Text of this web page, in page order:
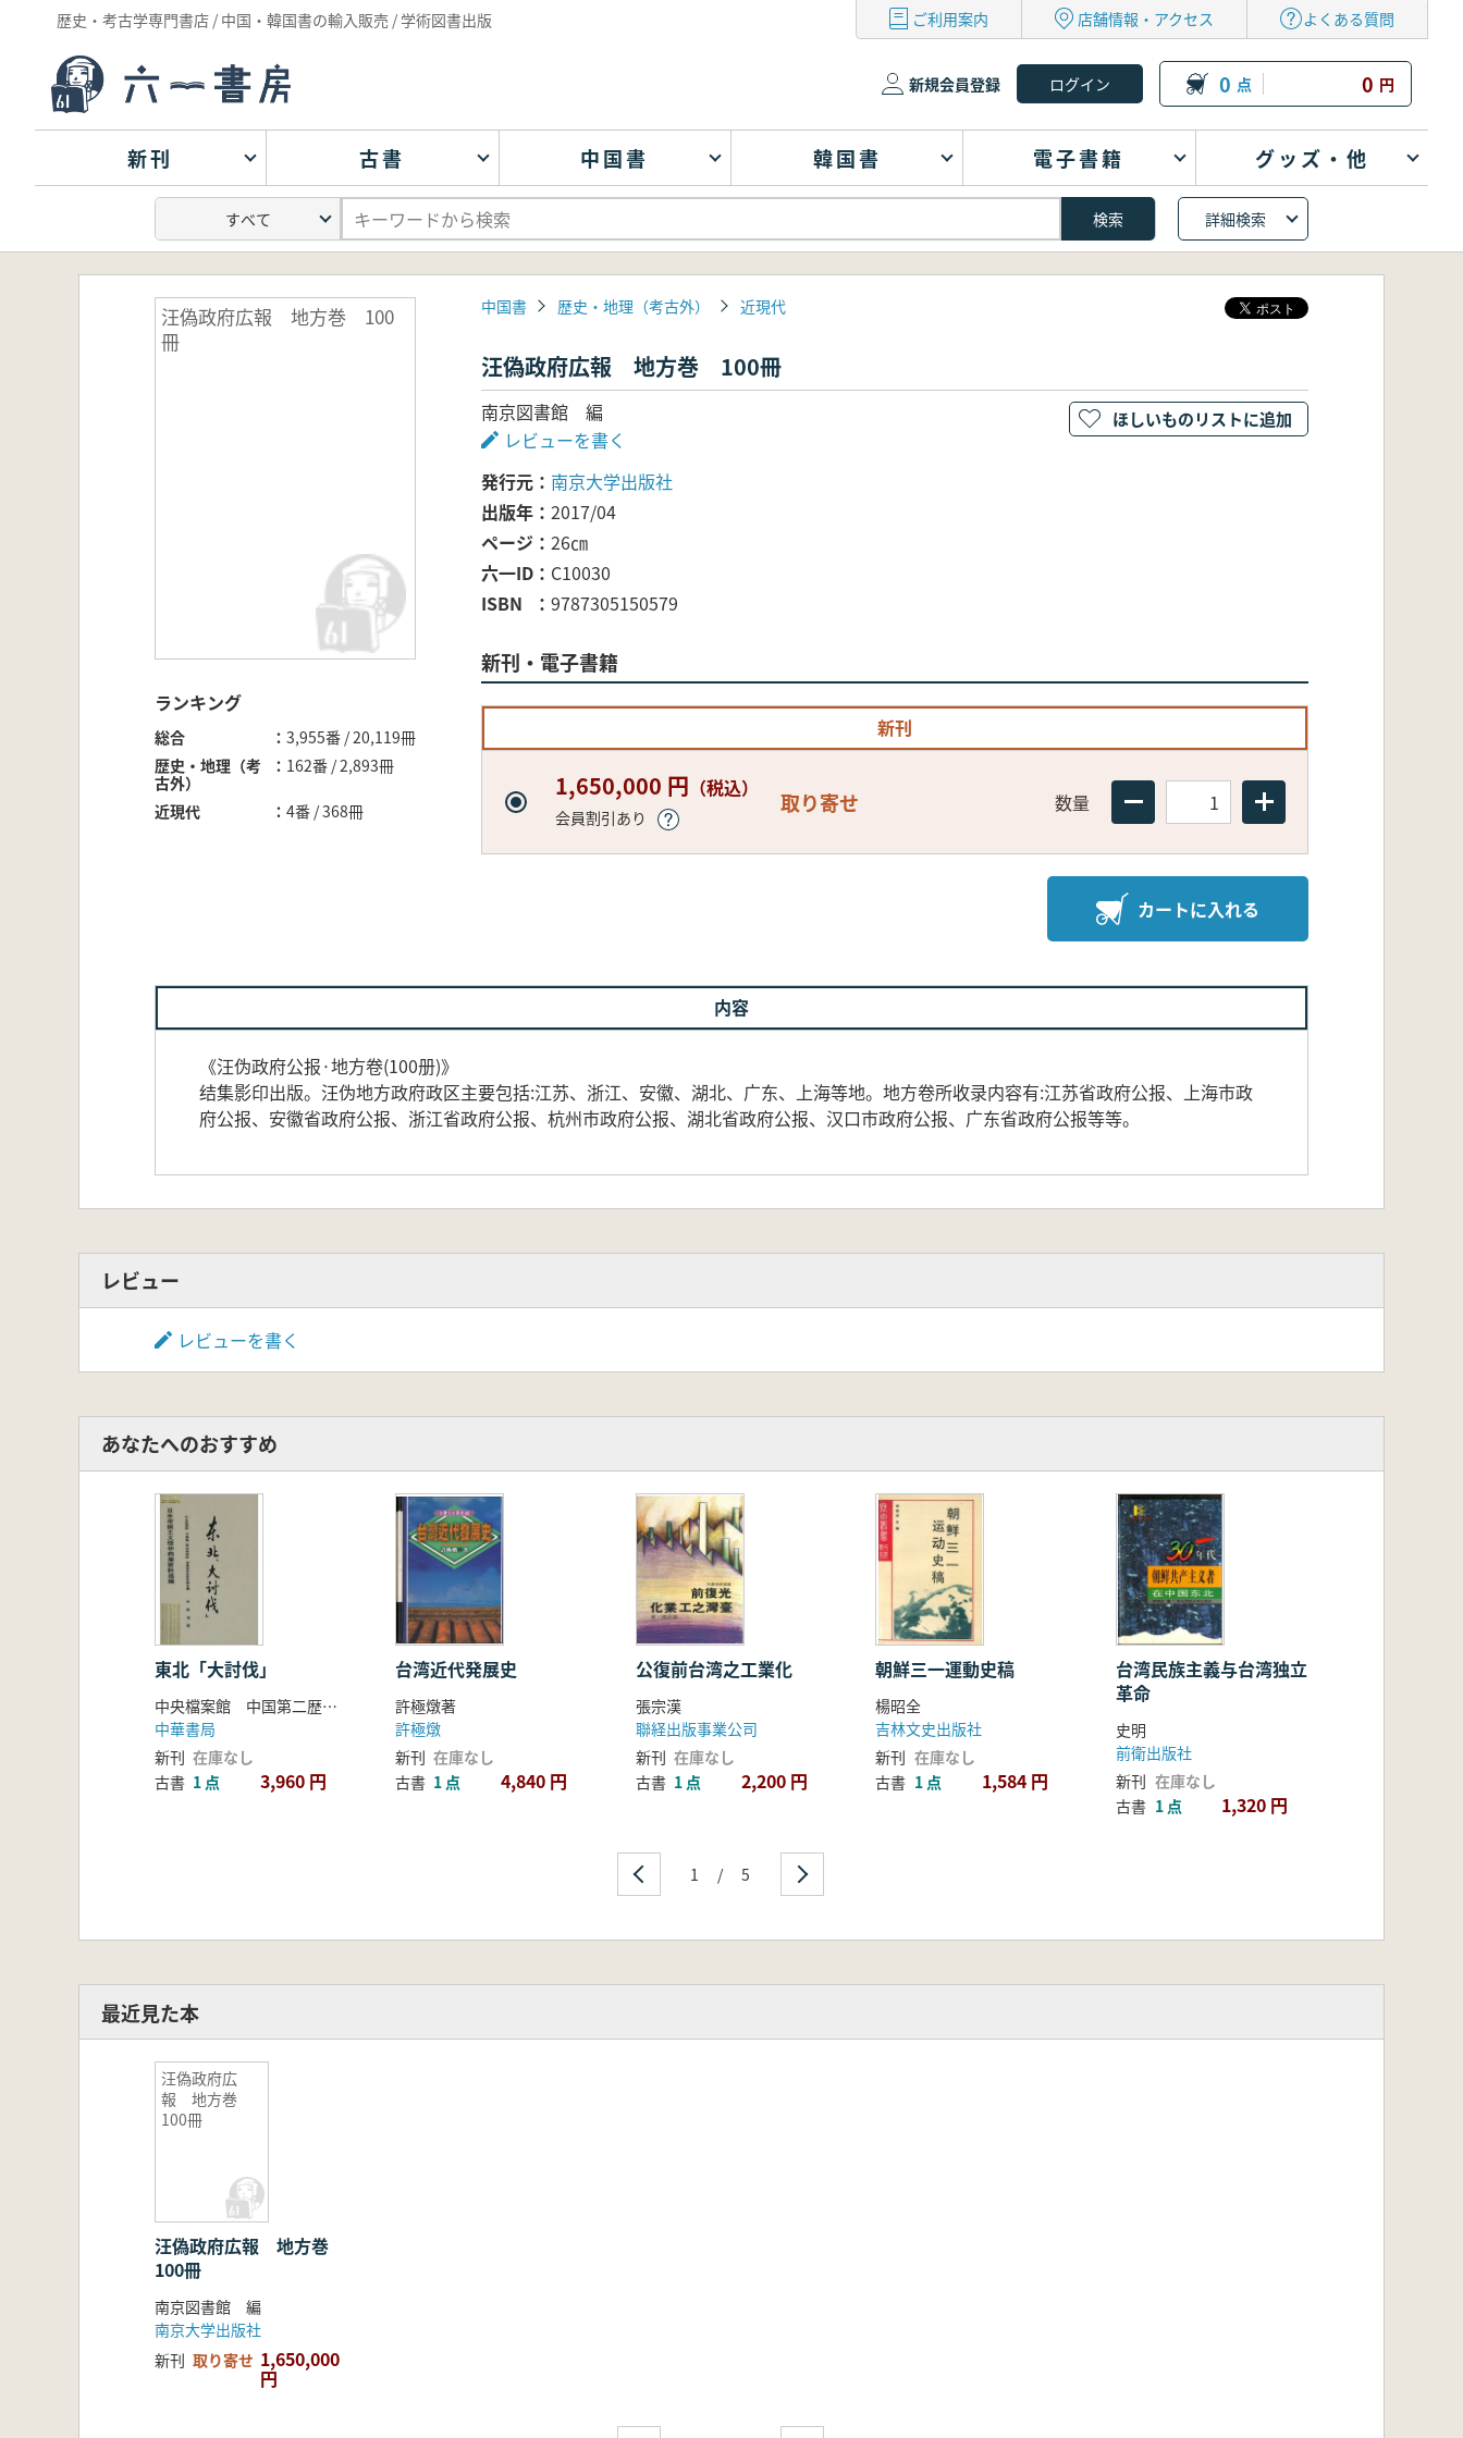
歴史・考古学専門書店 / 中国・韓国書の輸入販売 / 学術図書出版 ご利用案内 店舗情報・アクセス よくある質問
新規会員登録 0 点 0 円
新刊 古書 中国書 韓国書 電子書籍 グッズ・他
詳細検索
汪偽政府広報 地方巻 100
冊
ランキング
総合
3,955番 / 20,119冊
歴史・地理（考
古外）
162番 / 2,893冊
近現代 4番 / 368冊
中国書 歴史・地理（考古外） 近現代
汪偽政府広報 地方巻 100冊
南京図書館 編
レビューを書く
発行元
南京大学出版社
出版年
2017/04
ページ
26㎝
六一ID
C10030
ISBN
9787305150579
新刊・電子書籍
新刊
1,650,000 円 （税込）
会員割引あり
取り寄せ 数量
カートに入れる
ほしいものリストに追加
内容
《汪伪政府公报·地方卷(100册)》
结集影印出版。汪伪地方政府政区主要包括:江苏、浙江、安徽、湖北、广东、上海等地。地方卷所收录内容有:江苏省政府公报、上海市政
府公报、安徽省政府公报、浙江省政府公报、杭州市政府公报、湖北省政府公报、汉口市政府公报、广东省政府公报等等。
レビュー
レビューを書く
あなたへのおすすめ
東北「大討伐」
中央檔案館 中国第二歴史檔案館 吉林省社会科学院合 編
中華書局
新刊 在庫なし
古書 1 点 3,960 円
台湾近代発展史
許極燉著
許極燉
新刊 在庫なし
古書 1 点 4,840 円
公復前台湾之工業化
張宗漢
聯経出版事業公司
新刊 在庫なし
古書 1 点 2,200 円
朝鮮三一運動史稿
楊昭全
吉林文史出版社
新刊 在庫なし
古書 1 点 1,584 円
台湾民族主義与台湾独立
革命
史明
前衛出版社
新刊 在庫なし
古書 1 点 1,320 円
1 / 5
最近見た本
汪偽政府広
報 地方巻
100冊
汪偽政府広報 地方巻
100冊
南京図書館 編
南京大学出版社
新刊 取り寄せ 1,650,000
円